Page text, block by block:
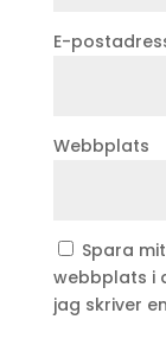
E-
Webbplats
Spara
webbplats i
jag skriver